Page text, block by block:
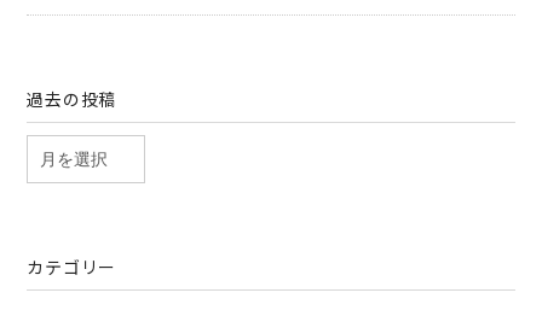
過去の投稿
カテゴリー